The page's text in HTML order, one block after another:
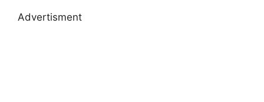
Advertisment